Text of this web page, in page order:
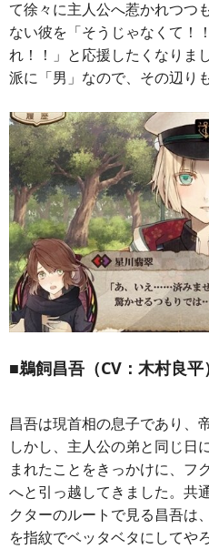
て徐々に主人公へ惹かれつつ
ない彼を「そうじゃなくて！
れ！！」と応援したくなりま
派に「男」なので、その辺り
■鵜飼昌吾（CV：木村良平）
昌吾は現首相の息子であり、
しかし、主人公の弟と同じ日
まれたことをきっかけに、フ
へと引っ越してきました。共
クターのルートで見る昌吾は
を指紋でベッタベタにしてや